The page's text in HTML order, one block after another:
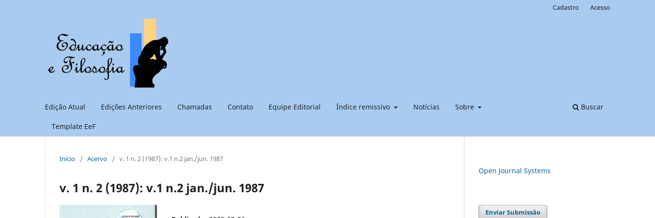
Edição Atual Edições Anteriores Chamadas Contato Equipe Editorial Índice remissivo Notícias Sobre
Template EeF
Buscar
Cadastro Acesso
Início / Acervo / v. 1 n. 2 (1987): v.1 n.2 jan./jun. 1987
v. 1 n. 2 (1987): v.1 n.2 jan./jun. 1987
Open Journal Systems
Enviar Submissão